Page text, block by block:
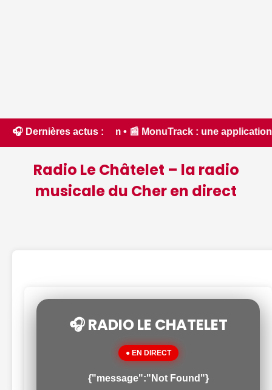
🎧 Dernières actus :
• 📰 MonuTrack : une application inventée
Radio Le Châtelet – la radio
musicale du Cher en direct
🎧 RADIO LE CHATELET
● EN DIRECT
{"message":"Not Found"}